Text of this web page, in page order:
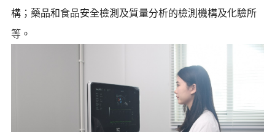
構；藥品和食品安全檢測及質量分析的檢測機構及化驗所
等。